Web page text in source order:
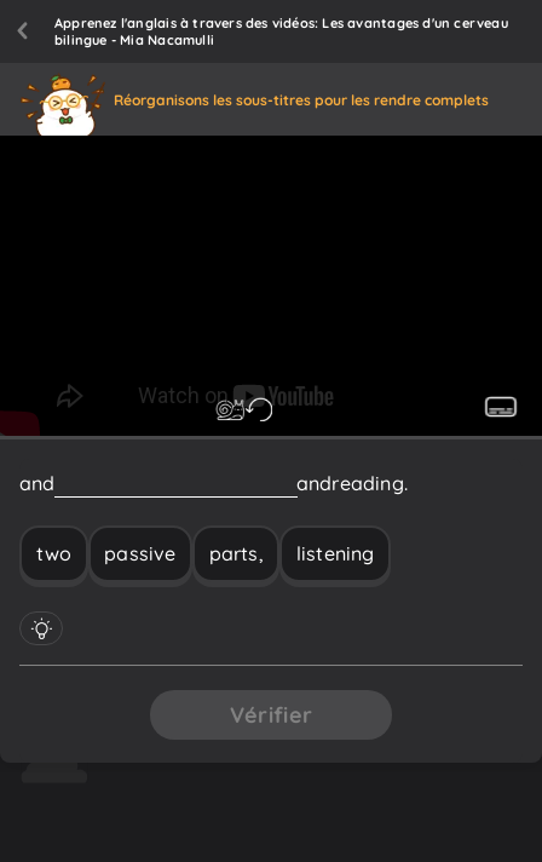
Apprenez l'anglais à travers des vidéos: Les avantages d'un cerveau
bilingue - Mia Nacamulli
Réorganisons les sous-titres pour les rendre complets
and andreading.
two passive parts, listening
Vérifier